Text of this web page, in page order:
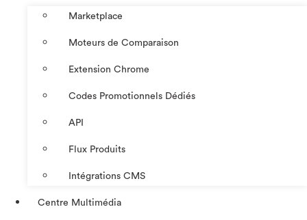
Marketplace
Moteurs de Comparaison
Extension Chrome
Codes Promotionnels Dédiés
API
Flux Produits
Intégrations CMS
Centre Multimédia